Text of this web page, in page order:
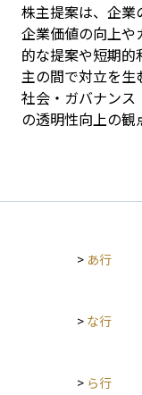
株主提案は、企業
企業価値の向上や
的な提案や短期
主の間で対立を生
社会・ガバナンス
の透明性向上の観
> あ行
> な行
> ら行